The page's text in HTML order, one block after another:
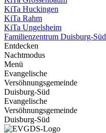
KiTa Huckingen
KiTa Rahm
KiTa Ungelsheim
Familienzentrum Duisburg-Süd
Entdecken
Nachtmodus
Menü
Evangelische
Versöhnungsgemeinde
Duisburg-Süd
Evangelische
Versöhnungsgemeinde
Duisburg-Süd